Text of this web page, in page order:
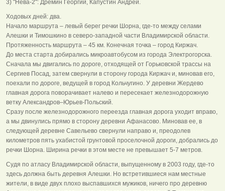
3) "Нева-2": Дремин Георгий, Капустин Андрей.
Ходовых дней: два.
Начало маршрута – левый берег речки Шорна, где-то между селами
Алешки и Тимошкино в северо-западной части Владимирской области.
Протяженность маршрута – 45 км. Конечная точка – город Киржач.
До места старта добирались микроавтобусом из города Электрогорска.
Сначала мы двигались по дороге, отходящей от Горьковской трассы на
Сергиев Посад, затем свернули в сторону города Киржач и, миновав его,
поехали по дороге, ведущей в город Кольчугино. У деревни Жердево
главная дорога поворачивает налево и пересекает железнодорожную
ветку Александров–Юрьев-Польский.
Сразу после железнодорожного переезда главная дорога уходит вправо,
а мы двинулись прямо в сторону деревни Афанасово. Миновав ее, в
следующей деревне Савельево свернули направо и, преодолев
километров пять ухабистой грунтовой проселочной дороги, добрались до
речки Шорна. Ширина речки в этом месте не превышает 5-7 метров.
Судя по атласу Владимирской области, выпущенному в 2003 году, где-то
здесь должна быть деревня Алешки. Но встретившиеся нам местные
жители, в виде двух плохо выспавшихся мужиков, ничего про деревню